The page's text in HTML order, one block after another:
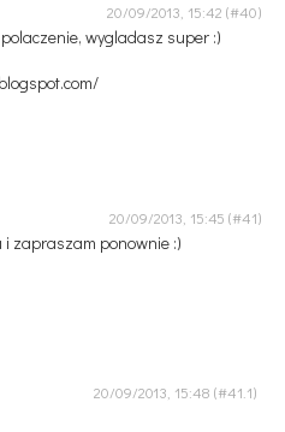
20/09/2013, 15:42
wygladasz super :)
20/09/2013, 15:45
i zapraszam ponownie :)
20/09/2013, 15:48